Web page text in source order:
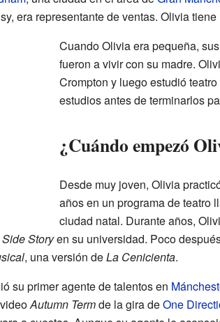
era representante de ventas. Olivia
Cuando Olivia era pequeña,
fueron a vivir con su madre.
Crompton y luego estudió
estudios antes de terminarlos
¿Cuándo empezó
Desde muy joven, Olivia
años en un programa de teatro
ciudad natal. Durante años,
Side Storyen su universidad. Poco
, una versión deLa Cenicienta.
su primer agente de talentos en
Autumn Termde la gira deOne